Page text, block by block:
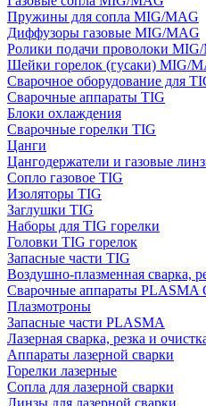
Пружины для сопла MIG/MAG
Диффузоры газовые MIG/MAG
Ролики подачи проволоки
Шейки горелок (гусаки) MIG/
Сварочное оборудование для
Сварочные аппараты TIG
Блоки охлаждения
Сварочные горелки TIG
Цанги
Цангодержатели и газовые
Сопло газовое TIG
Изоляторы TIG
Заглушки TIG
Наборы для TIG горелки
Головки TIG горелок
Запасные части TIG
Воздушно-плазменная сварка,
Сварочные аппараты PLASMA
Плазмотроны
Запасные части PLASMA
Лазерная сварка, резка и
Аппараты лазерной сварки
Горелки лазерные
Сопла для лазерной сварки
Линзы для лазерной сварки